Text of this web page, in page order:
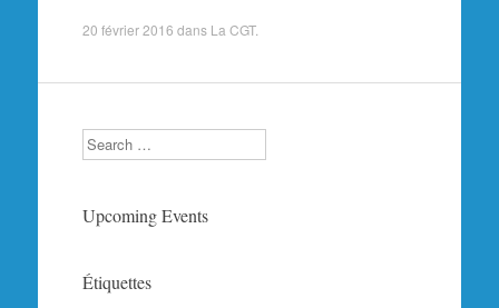
20 février 2016 dans La CGT.
Search
Upcoming Events
Étiquettes